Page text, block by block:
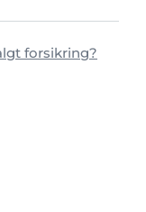
forsikring?